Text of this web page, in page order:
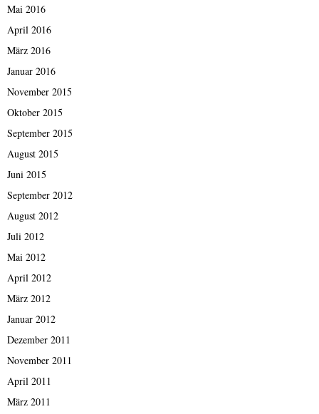
Mai 2016
April 2016
März 2016
Januar 2016
November 2015
Oktober 2015
September 2015
August 2015
Juni 2015
September 2012
August 2012
Juli 2012
Mai 2012
April 2012
März 2012
Januar 2012
Dezember 2011
November 2011
April 2011
März 2011